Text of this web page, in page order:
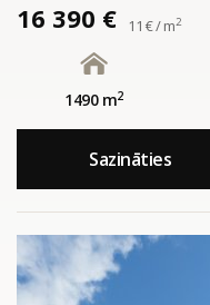
16 390 € 11 € / m2
1490 m2
Sazināties